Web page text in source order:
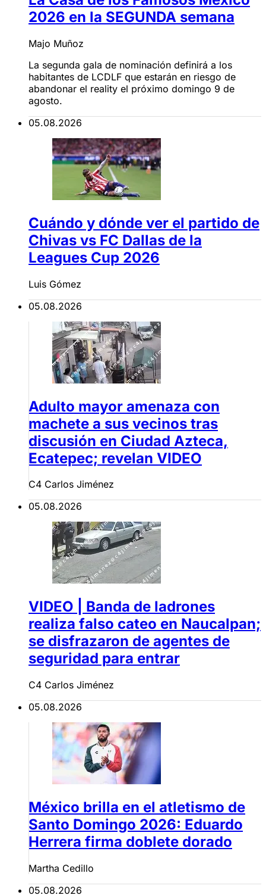
2026 en la SEGUNDA semana
Majo Muñoz
La segunda gala de nominación definirá a los
habitantes de LCDLF que estarán en riesgo de
abandonar el reality el próximo domingo 9 de
agosto.
05.08.2026
Cuándo y dónde ver el partido de
Chivas vs FC Dallas de la
Leagues Cup 2026
Luis Gómez
05.08.2026
Adulto mayor amenaza con
machete a sus vecinos tras
discusión en Ciudad Azteca,
Ecatepec; revelan VIDEO
C4 Carlos Jiménez
05.08.2026
VIDEO | Banda de ladrones
realiza falso cateo en Naucalpan;
se disfrazaron de agentes de
seguridad para entrar
C4 Carlos Jiménez
05.08.2026
México brilla en el atletismo de
Santo Domingo 2026: Eduardo
Herrera firma doblete dorado
Martha Cedillo
05.08.2026